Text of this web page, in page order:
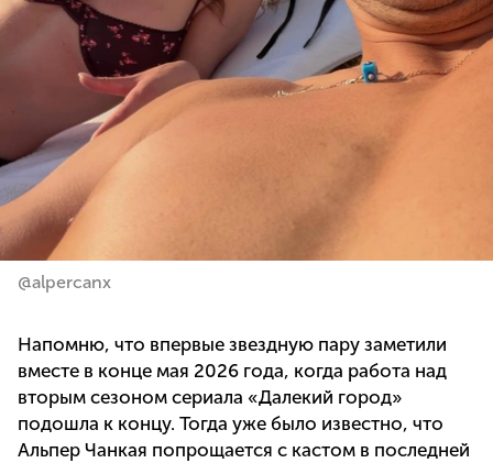
@alpercanx
Напомню, что впервые звездную пару заметили
вместе в конце мая 2026 года, когда работа над
вторым сезоном сериала «Далекий город»
подошла к концу. Тогда уже было известно, что
Альпер Чанкая попрощается с кастом в последней